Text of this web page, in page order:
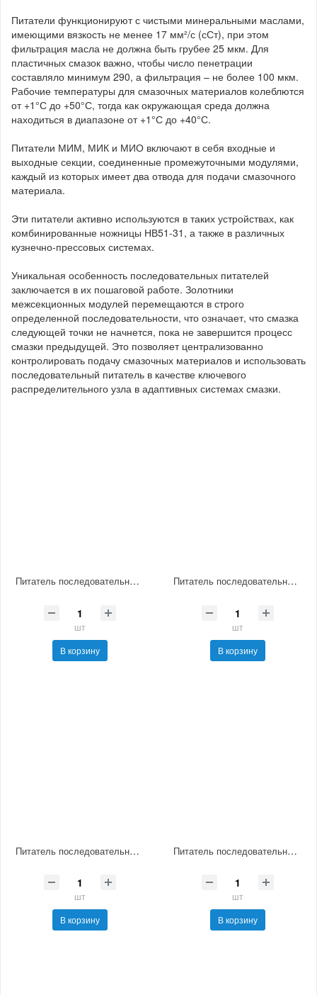
Питатели функционируют с чистыми минеральными маслами,
имеющими вязкость не менее 17 мм²/с (сСт), при этом
фильтрация масла не должна быть грубее 25 мкм. Для
пластичных смазок важно, чтобы число пенетрации
составляло минимум 290, а фильтрация – не более 100 мкм.
Рабочие температуры для смазочных материалов колеблются
от +1°С до +50°С, тогда как окружающая среда должна
находиться в диапазоне от +1°С до +40°С.
Питатели МИМ, МИК и МИО включают в себя входные и
выходные секции, соединенные промежуточными модулями,
каждый из которых имеет два отвода для подачи смазочного
материала.
Эти питатели активно используются в таких устройствах, как
комбинированные ножницы НВ51-31, а также в различных
кузнечно-прессовых системах.
Уникальная особенность последовательных питателей
заключается в их пошаговой работе. Золотники
межсекционных модулей перемещаются в строго
определенной последовательности, что означает, что смазка
следующей точки не начнется, пока не завершится процесс
смазки предыдущей. Это позволяет централизованно
контролировать подачу смазочных материалов и использовать
последовательный питатель в качестве ключевого
распределительного узла в адаптивных системах смазки.
Питатель последовательный смазочный МИМ-3
шт
В корзину
Питатель последовательный смазочный МИМ-4
шт
В корзину
Питатель последовательный смазочный МИМ-5
шт
В корзину
Питатель последовательный смазочный МИМ-6
шт
В корзину